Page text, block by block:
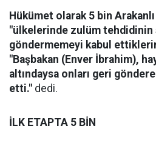
Hükümet olarak 5 bin
"ülkelerinde zulüm tehdidinin
göndermemeyi kabul
"Başbakan (Enver İbrahim),
altındaysa onları geri
etti." dedi.
İLK ETAPTA 5 BİN